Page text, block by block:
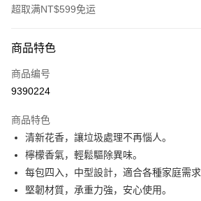
超取满NT$599免运
信用卡一次付款
超商取货付款
Apple Pay
街口支付
悠遊付
商品特色
商品编号
9390224
商品特色
清新花香，讓垃圾處理不再惱人。
檸檬香氣，輕鬆驅除異味。
每包四入，中型設計，適合各種家庭需求
堅韌材質，承重力強，安心使用。